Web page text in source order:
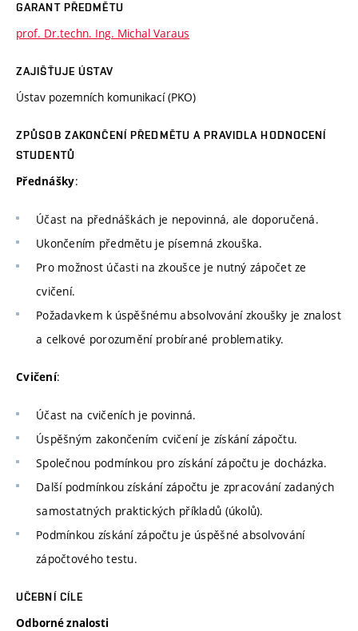
GARANT PŘEDMĚTU
prof. Dr.techn. Ing. Michal Varaus
ZAJIŠŤUJE ÚSTAV
Ústav pozemních komunikací (PKO)
ZPŮSOB ZAKONČENÍ PŘEDMĚTU A PRAVIDLA HODNOCENÍ
STUDENTŮ
Přednášky:
Účast na přednáškách je nepovinná, ale doporučená.
Ukončením předmětu je písemná zkouška.
Pro možnost účasti na zkoušce je nutný zápočet ze
cvičení.
Požadavkem k úspěšnému absolvování zkoušky je znalost
a celkové porozumění probírané problematiky.
Cvičení:
Účast na cvičeních je povinná.
Úspěšným zakončením cvičení je získání zápočtu.
Společnou podmínkou pro získání zápočtu je docházka.
Další podmínkou získání zápočtu je zpracování zadaných
samostatných praktických příkladů (úkolů).
Podmínkou získání zápočtu je úspěšné absolvování
zápočtového testu.
UČEBNÍ CÍLE
Odborné znalosti